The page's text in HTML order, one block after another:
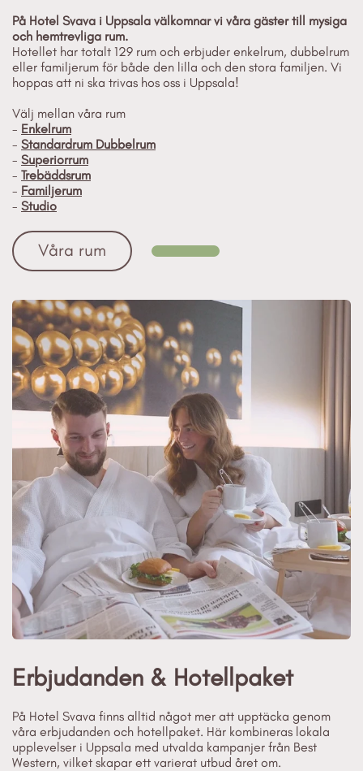
På Hotel Svava i Uppsala välkomnar vi våra gäster till mysiga
och hemtrevliga rum.
Hotellet har totalt 129 rum och erbjuder enkelrum, dubbelrum
eller familjerum för både den lilla och den stora familjen. Vi
hoppas att ni ska trivas hos oss i Uppsala!
Välj mellan våra rum
- Enkelrum
- Standardrum Dubbelrum
- Superiorrum
- Trebäddsrum
- Familjerum
- Studio
Våra rum
Erbjudanden & Hotellpaket
På Hotel Svava finns alltid något mer att upptäcka genom
våra erbjudanden och hotellpaket. Här kombineras lokala
upplevelser i Uppsala med utvalda kampanjer från Best
Western, vilket skapar ett varierat utbud året om.